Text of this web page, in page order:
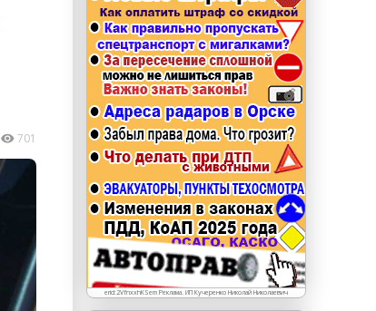
701
erid:2VfnxxhKSem Реклама. ИП Кучеренко Николай Николаевич